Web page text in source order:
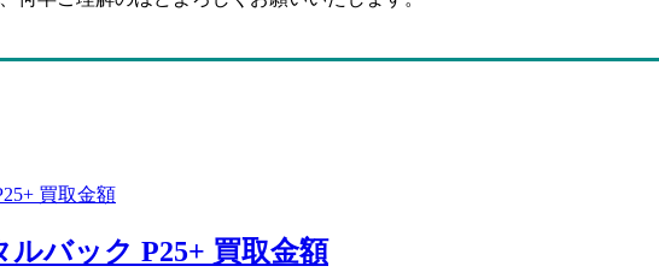
買取金額
バック P25+ 買取金額